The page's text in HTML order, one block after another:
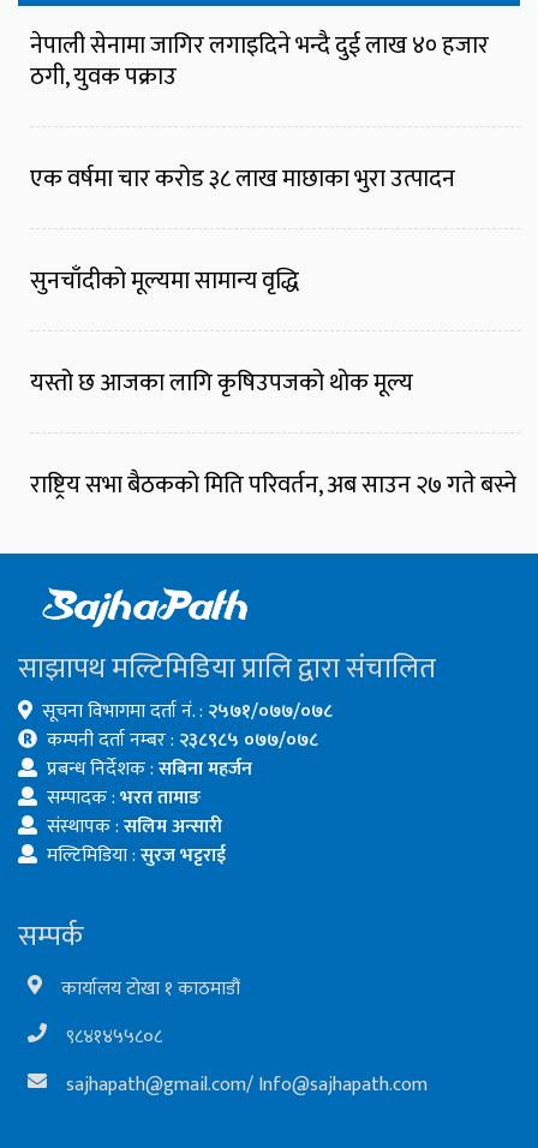
नेपाली सेनामा जागिर लगाइदिने भन्दै दुई लाख ४० हजार
ठगी, युवक पक्राउ
एक वर्षमा चार करोड ३८ लाख माछाका भुरा उत्पादन
सुनचाँदीको मूल्यमा सामान्य वृद्धि
यस्तो छ आजका लागि कृषिउपजको थोक मूल्य
राष्ट्रिय सभा बैठकको मिति परिवर्तन, अब साउन २७ गते बस्ने
साझापथ मल्टिमिडिया प्रालि द्वारा संचालित
सूचना विभागमा दर्ता नं. : २५७१/०७७/०७८
कम्पनी दर्ता नम्बर : २३८९८५ ०७७/०७८
प्रबन्ध निर्देशक :सबिना महर्जन
सम्पादक :भरत तामाङ
संस्थापक :सलिम अन्सारी
मल्टिमिडिया :सुरज भट्टराई
सम्पर्क
कार्यालय टोखा १ काठमाडौं
९८४१४५५८०८
sajhapath@gmail.com/Info@sajhapath.com